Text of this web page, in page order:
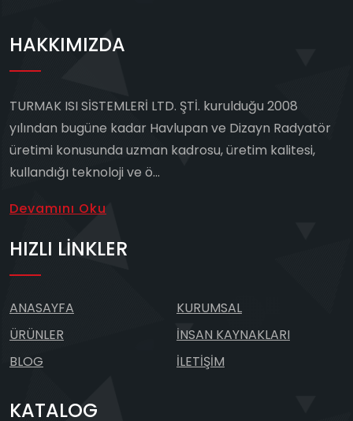
HAKKIMIZDA
TURMAK ISI SİSTEMLERİ LTD. ŞTİ. kurulduğu 2008
yılından bugüne kadar Havlupan ve Dizayn Radyatör
üretimi konusunda uzman kadrosu, üretim kalitesi,
kullandığı teknoloji ve ö...
Devamını Oku
HIZLI LINKLER
ANASAYFA
KURUMSAL
ÜRÜNLER
İNSAN KAYNAKLARI
BLOG
İLETIŞIM
KATALOG